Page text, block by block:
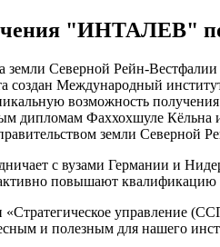
"ИНТАЛЕВ" по
земли Северной Рейн-
создан Международный
возможность
дипломам Фаххохшуле
земли Северной
с вузами Германии и
повышают
управление
и полезным для нашего